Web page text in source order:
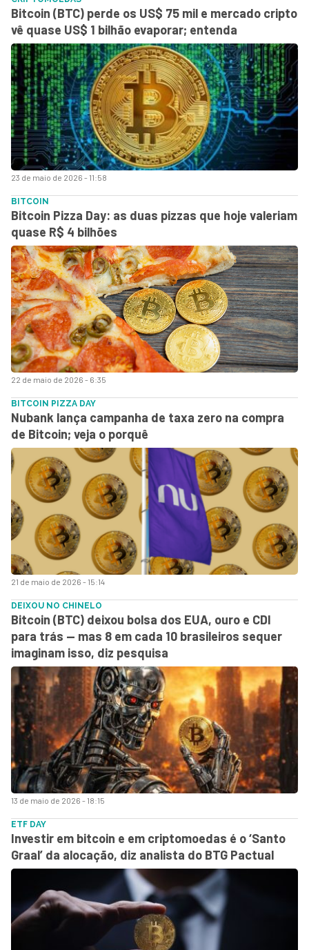
23 de maio de 2026 - 11:58
Bitcoin (BTC) perde os US$ 75 mil e mercado cripto
vê quase US$ 1 bilhão evaporar; entenda
22 de maio de 2026 - 6:35
BITCOIN
Bitcoin Pizza Day: as duas pizzas que hoje valeriam
quase R$ 4 bilhões
21 de maio de 2026 - 15:14
BITCOIN PIZZA DAY
Nubank lança campanha de taxa zero na compra
de Bitcoin; veja o porquê
13 de maio de 2026 - 18:15
DEIXOU NO CHINELO
Bitcoin (BTC) deixou bolsa dos EUA, ouro e CDI
para trás — mas 8 em cada 10 brasileiros sequer
imaginam isso, diz pesquisa
ETF DAY
Investir em bitcoin e em criptomoedas é o ‘Santo
Graal’ da alocação, diz analista do BTG Pactual